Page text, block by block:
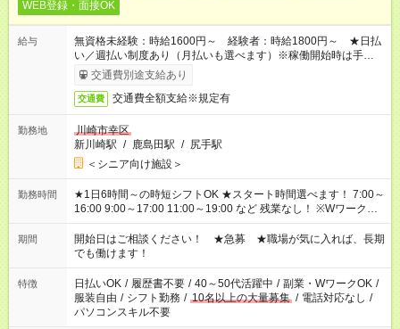
WEB登録・面接OK
給与
無資格未経験：時給1600円～ 経験者：時給1800円～ ★日払
い／週払い制度あり（月払いも選べます）※稼働開始時は手続き
完了次第のお支払いとなります。
交通費別途支給あり
交通費 交通費全額支給※規定有
勤務地
川崎市幸区
新川崎駅 / 鹿島田駅 / 尻手駅
＜シニア向け施設＞
勤務時間
★1日6時間～の時短シフトOK ★スタート時間選べます！ 7:00～
16:00 9:00～17:00 11:00～19:00 など 残業なし！ ※Wワークの
場合、他のお仕事と合わせ週40時間超の就業はご案内できませ
ん ※法令に基づき、週20時間以上勤務は社会保険への加入対象
となります ※労働者派遣法（日雇い派遣の原則禁止）により、
短時間・短期間の就業はご案内が難しい場合があります
期間
開始日はご相談ください！ ★急募 ★職場が気に入れば、長期
でも働けます！
特徴 日払いOK / 履歴書不要 / 40～50代活躍中 / 副業・WワークOK /
服装自由 / シフト勤務 / 10名以上の大量募集 / 電話対応なし /
パソコンスキル不要